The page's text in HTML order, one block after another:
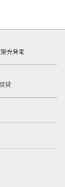
光発電
貸